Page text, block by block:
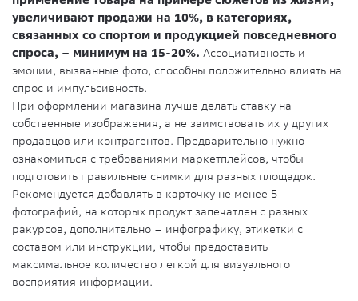
увеличивают продажи на 10%, в категориях,
связанных со спортом и продукцией повседневного
спроса, – минимум на 15-20%. Ассоциативность и
эмоции, вызванные фото, способны положительно влиять на
спрос и импульсивность.
При оформлении магазина лучше делать ставку на
собственные изображения, а не заимствовать их у других
продавцов или контрагентов. Предварительно нужно
ознакомиться с требованиями маркетплейсов, чтобы
подготовить правильные снимки для разных площадок.
Рекомендуется добавлять в карточку не менее 5
фотографий, на которых продукт запечатлен с разных
ракурсов, дополнительно – инфографику, этикетки с
составом или инструкции, чтобы предоставить
максимальное количество легкой для визуального
восприятия информации.